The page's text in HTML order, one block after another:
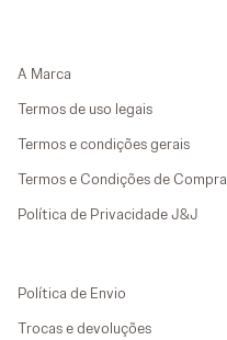
A Marca
Termos de uso legais
Termos e condições gerais
Termos e Condições de Compra
Política de Privacidade J&J
Política de Envio
Trocas e devoluções